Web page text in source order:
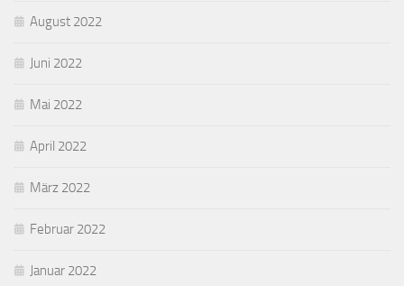
August 2022
Juni 2022
Mai 2022
April 2022
März 2022
Februar 2022
Januar 2022